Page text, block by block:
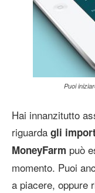
Puoi
Hai innanzitutto
riguarda gli
MoneyFarm può
momento. Puoi
a piacere, oppure